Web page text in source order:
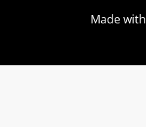
Made with